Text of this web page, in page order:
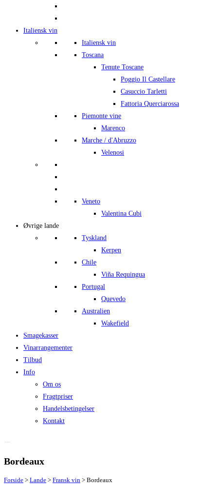
Italiensk vin
Italiensk vin
Toscana
Tenute Toscane
Poggio Il Castellare
Casuccio Tarletti
Fattoria Querciarossa
Piemonte vine
Marenco
Marche / d'Abruzzo
Velenosi
Veneto
Valentina Cubi
Øvrige lande
Tyskland
Kerpen
Chile
Viña Requingua
Portugal
Quevedo
Australien
Wakefield
Smagekasser
Vinarrangementer
Tilbud
Info
Om os
Fragtpriser
Handelsbetingelser
Kontakt
Bordeaux
Forside > Lande > Fransk vin > Bordeaux